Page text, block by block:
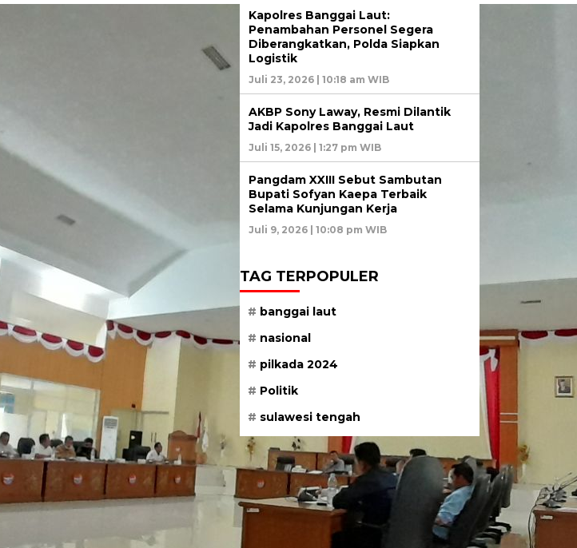
Kapolres Banggai Laut:
Penambahan Personel Segera
Diberangkatkan, Polda Siapkan
Logistik
Juli 23, 2026 | 10:18 am WIB
AKBP Sony Laway, Resmi Dilantik
Jadi Kapolres Banggai Laut
Juli 15, 2026 | 1:27 pm WIB
Pangdam XXIII Sebut Sambutan
Bupati Sofyan Kaepa Terbaik
Selama Kunjungan Kerja
Juli 9, 2026 | 10:08 pm WIB
TAG TERPOPULER
banggai laut
nasional
pilkada 2024
Politik
sulawesi tengah